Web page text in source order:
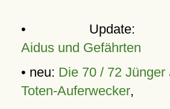
•
Aidus und Gefährten
• neu: Die 70 / 72 Jünger
Toten-Auferwecker,